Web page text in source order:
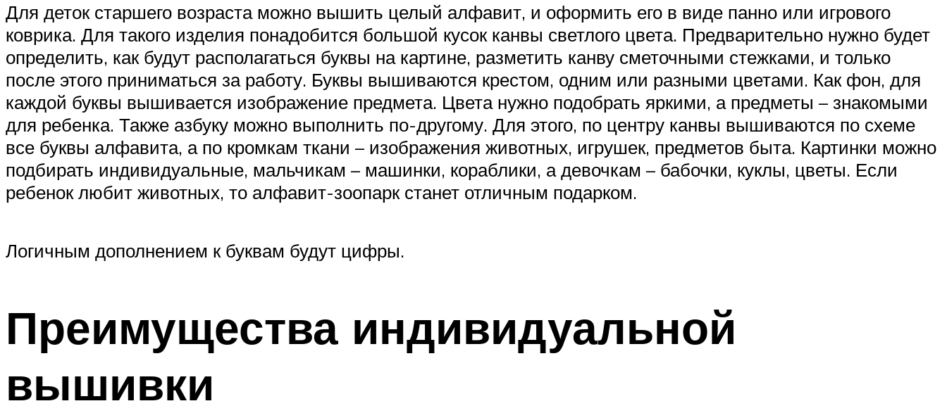
Для деток старшего возраста можно вышить целый алфавит, и оформить его в виде панно или игрового
коврика. Для такого изделия понадобится большой кусок канвы светлого цвета. Предварительно нужно будет
определить, как будут располагаться буквы на картине, разметить канву сметочными стежками, и только
после этого приниматься за работу. Буквы вышиваются крестом, одним или разными цветами. Как фон, для
каждой буквы вышивается изображение предмета. Цвета нужно подобрать яркими, а предметы – знакомыми
для ребенка. Также азбуку можно выполнить по-другому. Для этого, по центру канвы вышиваются по схеме
все буквы алфавита, а по кромкам ткани – изображения животных, игрушек, предметов быта. Картинки можно
подбирать индивидуальные, мальчикам – машинки, кораблики, а девочкам – бабочки, куклы, цветы. Если
ребенок любит животных, то алфавит-зоопарк станет отличным подарком.
Логичным дополнением к буквам будут цифры.
Преимущества индивидуальной
вышивки